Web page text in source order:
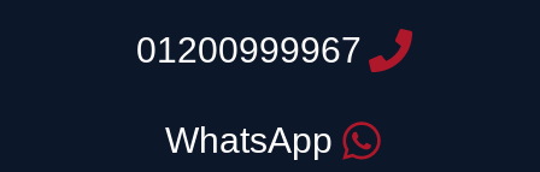
01200999967
WhatsApp